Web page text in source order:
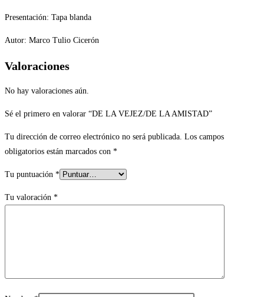
Presentación: Tapa blanda
Autor: Marco Tulio Cicerón
Valoraciones
No hay valoraciones aún.
Sé el primero en valorar “DE LA VEJEZ/DE LA AMISTAD”
Tu dirección de correo electrónico no será publicada. Los campos
obligatorios están marcados con *
Tu puntuación *
Tu valoración *